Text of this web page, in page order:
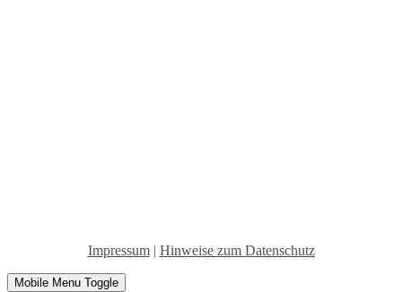
Impressum| Hinweise zum Datenschutz
Mobile Menu Toggle